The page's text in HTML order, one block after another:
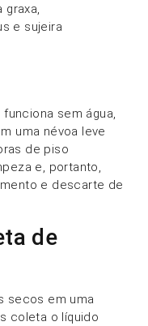
graxa,
e sujeira
sem água,
uma névoa leve
de piso
e, portanto,
e descarte de
de
secos em uma
coleta o líquido